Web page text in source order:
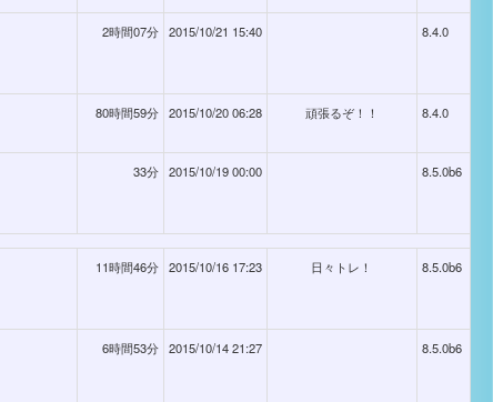
2時間07分 2015/10/21 15:40 8.4.0
80時間59分 2015/10/20 06:28 頑張るぞ！！ 8.4.0
33分 2015/10/19 00:00 8.5.0b6
11時間46分 2015/10/16 17:23 日々トレ！ 8.5.0b6
6時間53分 2015/10/14 21:27 8.5.0b6